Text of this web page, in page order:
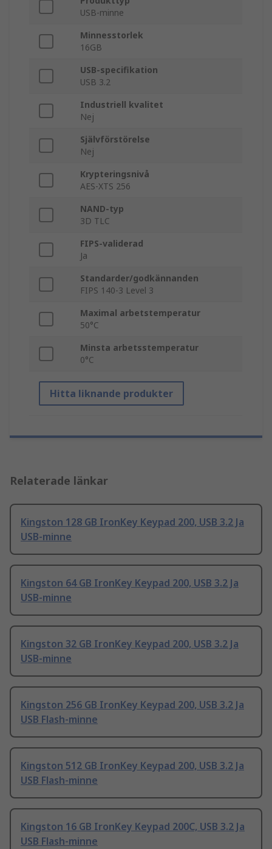
USB-minne
Minnesstorlek
16GB
USB-specifikation
USB 3.2
Industriell kvalitet
Nej
Självförstörelse
Nej
Krypteringsnivå
AES-XTS 256
NAND-typ
3D TLC
FIPS-validerad
Ja
Standarder/godkännanden
FIPS 140-3 Level 3
Maximal arbetstemperatur
50°C
Minsta arbetsstemperatur
0°C
Hitta liknande produkter
Relaterade länkar
Kingston 128 GB IronKey Keypad 200, USB 3.2 Ja
USB-minne
Kingston 64 GB IronKey Keypad 200, USB 3.2 Ja
USB-minne
Kingston 32 GB IronKey Keypad 200, USB 3.2 Ja
USB-minne
Kingston 256 GB IronKey Keypad 200, USB 3.2 Ja
USB Flash-minne
Kingston 512 GB IronKey Keypad 200, USB 3.2 Ja
USB Flash-minne
Kingston 16 GB IronKey Keypad 200C, USB 3.2 Ja
USB Flash-minne